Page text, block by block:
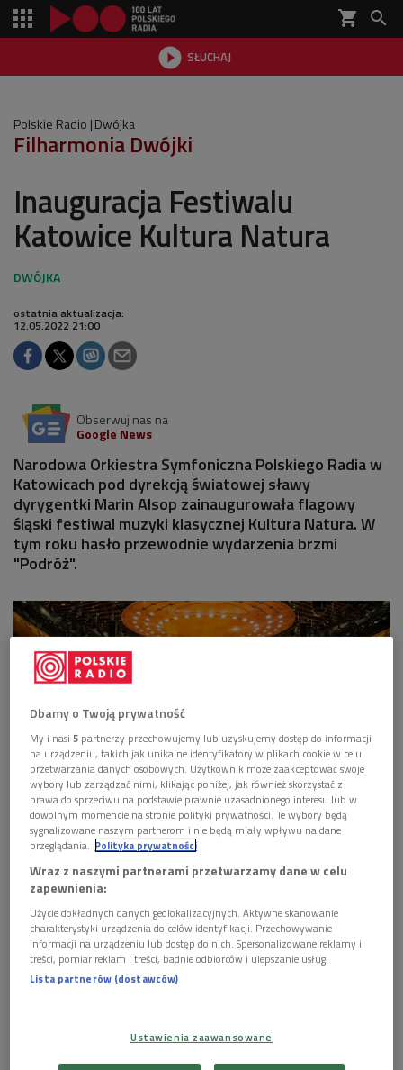
shopping_cart 
 SŁUCHAJ

Polskie Radio Dwójka
Filharmonia Dwójki
Inauguracja Festiwalu
Katowice Kultura Natura
ostatnia aktualizacja:
12.05.2022 21:00
Obserwuj nas na
Google News
Narodowa Orkiestra Symfoniczna Polskiego Radia w
Katowicach pod dyrekcją światowej sławy
dyrygentki Marin Alsop zainaugurowała flagowy
śląski festiwal muzyki klasycznej Kultura Natura. W
tym roku hasło przewodnie wydarzenia brzmi
"Podróż".
Sala koncertowa NOSPR w Katowicach Foto: Nahlik/ Shutterstock
inauguracyjny (TRANSMISJA z sali NOSPR)
Program:
Grażyna BacewiczUwertura na orkiestrę symfoniczną,
Einojuhani RautavaaraVIII Symfonia „Podróż”
Narodowa Orkiestra Symfoniczna Polskiego Radia, dyr.
Marin Alsop
Dbamy o Twoją prywatność
My i nasi5 partnerzy przechowujemy lub uzyskujemy dostęp do informacji
na urządzeniu, takich jak unikalne identyfikatory w plikach cookie w celu
przetwarzania danych osobowych. Użytkownik może zaakceptować swoje
wybory lub zarządzać nimi, klikając poniżej, jak również skorzystać z
prawa do sprzeciwu na podstawie prawnie uzasadnionego interesu lub w
dowolnym momencie na stronie polityki prywatności. Te wybory będą
sygnalizowane naszym partnerom i nie będą miały wpływu na dane
przeglądania. Polityka prywatności
Wraz z naszymi partnerami przetwarzamy dane w celu
zapewnienia:
Użycie dokładnych danych geolokalizacyjnych. Aktywne skanowanie
charakterystyki urządzenia do celów identyfikacji. Przechowywanie
informacji na urządzeniu lub dostęp do nich. Spersonalizowane reklamy i
treści, pomiar reklam i treści, badnie odbiorców i ulepszanie usług.
Lista partnerów (dostawców)
Ustawienia zaawansowane